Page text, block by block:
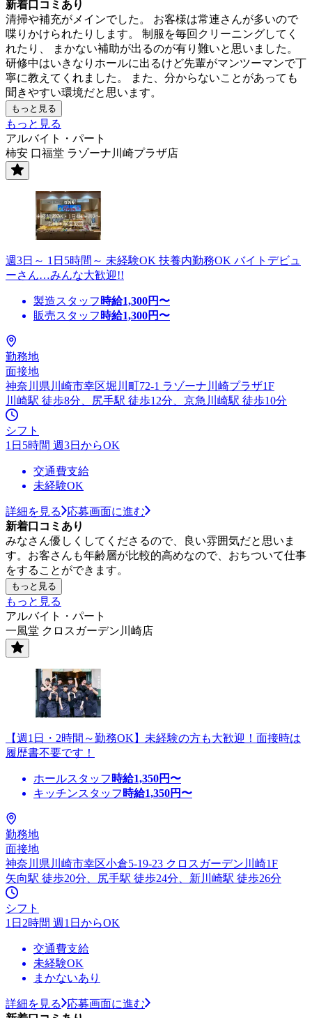
新着口コミあり
清掃や補充がメインでした。 お客様は常連さんが多いので
喋りかけられたりします。 制服を毎回クリーニングしてく
れたり、 まかない補助が出るのが有り難いと思いました。
研修中はいきなりホールに出るけど先輩がマンツーマンで丁
寧に教えてくれました。 また、分からないことがあっても
聞きやすい環境だと思います。
もっと見る
もっと見る
アルバイト・パート
柿安 口福堂 ラゾーナ川崎プラザ店
週3日～ 1日5時間～ 未経験OK 扶養内勤務OK バイトデビュ
ーさん…みんな大歓迎!!
製造スタッフ 時給1,300円〜
販売スタッフ 時給1,300円〜
勤務地
面接地
神奈川県川崎市幸区堀川町72-1 ラゾーナ川崎プラザ1F
川崎駅 徒歩8分、尻手駅 徒歩12分、京急川崎駅 徒歩10分
シフト
1日5時間 週3日からOK
交通費支給
未経験OK
詳細を見る
応募画面に進む
新着口コミあり
みなさん優しくしてくださるので、良い雰囲気だと思いま
す。お客さんも年齢層が比較的高めなので、おちついて仕事
をすることができます。
もっと見る
もっと見る
アルバイト・パート
一風堂 クロスガーデン川崎店
【週1日・2時間～勤務OK】未経験の方も大歓迎！面接時は
履歴書不要です！
ホールスタッフ 時給1,350円〜
キッチンスタッフ 時給1,350円〜
勤務地
面接地
神奈川県川崎市幸区小倉5-19-23 クロスガーデン川崎1F
矢向駅 徒歩20分、尻手駅 徒歩24分、新川崎駅 徒歩26分
シフト
1日2時間 週1日からOK
交通費支給
未経験OK
まかないあり
詳細を見る
応募画面に進む